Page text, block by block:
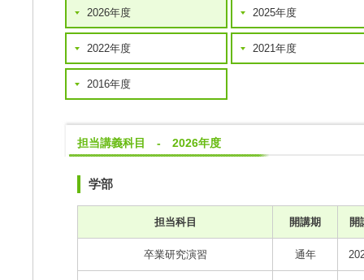
2026年度 2025年度
2022年度 2021年度
2016年度
担当講義科目 - 2026年度
学部
担当科目 開講期 開
卒業研究演習 通年